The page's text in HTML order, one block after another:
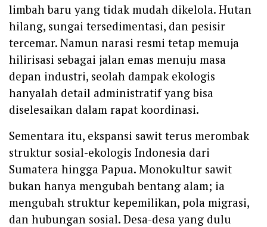
limbah baru yang tidak mudah dikelola. Hutan
hilang, sungai tersedimentasi, dan pesisir
tercemar. Namun narasi resmi tetap memuja
hilirisasi sebagai jalan emas menuju masa
depan industri, seolah dampak ekologis
hanyalah detail administratif yang bisa
diselesaikan dalam rapat koordinasi.
Sementara itu, ekspansi sawit terus merombak
struktur sosial-ekologis Indonesia dari
Sumatera hingga Papua. Monokultur sawit
bukan hanya mengubah bentang alam; ia
mengubah struktur kepemilikan, pola migrasi,
dan hubungan sosial. Desa-desa yang dulu